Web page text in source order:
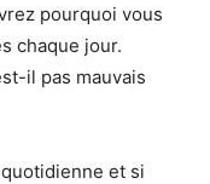
pourquoi vous
chaque jour.
il pas mauvais
et si